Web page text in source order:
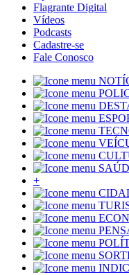
Flagrante Digital
Vídeos
Podcasts
Cadastre-se
Fale Conosco
+